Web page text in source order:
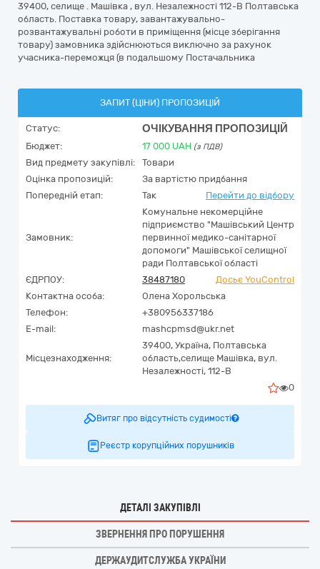
39400, селище . Машівка , вул. Незалежності 112-В Полтавська
область. Поставка товару, завантажувально-
розвантажувальні роботи в приміщення (місце зберігання
товару) замовника здійснюються виключно за рахунок
учасника-переможця (в подальшому Постачальника
ЗАПИТ (ЦІНИ) ПРОПОЗИЦІЙ
Статус: ОЧІКУВАННЯ ПРОПОЗИЦІЙ
Бюджет: 17 000 UAH (з ПДВ)
Вид предмету закупівлі:
Товари
Оцінка пропозицій:
За вартістю придбання
Попередній етап:
Так Перейти до відбору
Замовник:
Комунальне некомерційне
підприємство "Машівський Центр
первинної медико-санітарної
допомоги" Машівської селищної
ради Полтавської області
ЄДРПОУ:
38487180
Досьє YouControl
Контактна особа:
Олена Хорольська
Телефон:
+380956337186
E-mail:
mashcpmsd@ukr.net
Місцезнаходження:
39400, Україна, Полтавська
область,селище Машівка, вул.
Незалежності, 112-В
0
Витяг про відсутність судимості
Реєстр корупційних порушників
ДЕТАЛІ ЗАКУПІВЛІ
ЗВЕРНЕННЯ ПРО ПОРУШЕННЯ
ДЕРЖАУДИТСЛУЖБА УКРАЇНИ